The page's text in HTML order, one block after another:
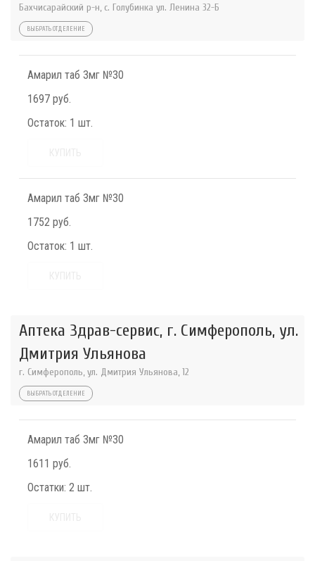
Бахчисарайский р-н, с. Голубинка ул. Ленина 32-Б
ВЫБРАТЬ ОТДЕЛЕНИЕ
Амарил таб 3мг №30
1697 руб.
Остаток: 1 шт.
Амарил таб 3мг №30
1752 руб.
Остаток: 1 шт.
Аптека Здрав-сервис, г. Симферополь, ул.
Дмитрия Ульянова
г. Симферополь, ул. Дмитрия Ульянова, 12
ВЫБРАТЬ ОТДЕЛЕНИЕ
Амарил таб 3мг №30
1611 руб.
Остатки: 2 шт.